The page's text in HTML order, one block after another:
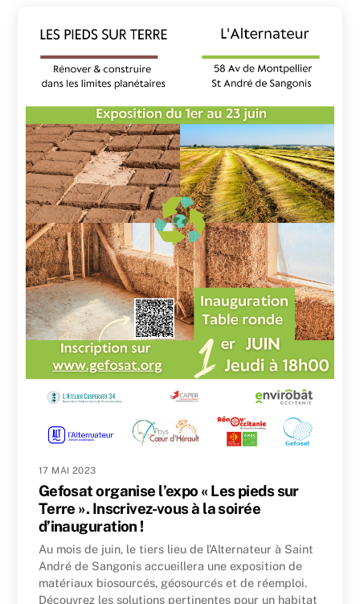
17 MAI 2023
Gefosat organise l’expo « Les pieds sur
Terre ». Inscrivez-vous à la soirée
d’inauguration !
Au mois de juin, le tiers lieu de l’Alternateur à Saint
André de Sangonis accueillera une exposition de
matériaux biosourcés, géosourcés et de réemploi.
Découvrez les solutions pertinentes pour un habitat